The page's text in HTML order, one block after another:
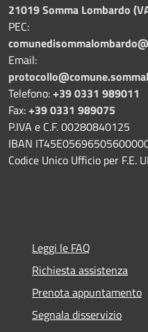
21019 Somma Lombardo
PEC:
Email:
Telefono:+39 0331 989011
Fax:+39 0331 989075
P.IVA e C.F. 00280840125
IBAN
Codice Unico Ufficio per F.E.
Leggi le FAQ
Richiesta assistenza
Prenota appuntamento
Segnala disservizio